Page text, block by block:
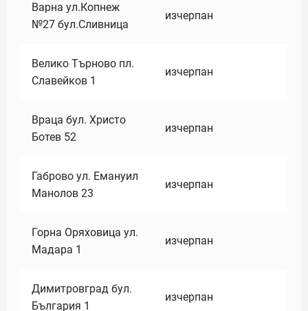
Варна ул.Копнеж
№27 бул.Сливница
изчерпан
Велико Търново пл.
Славейков 1
изчерпан
Враца бул. Христо
Ботев 52
изчерпан
Габрово ул. Емануил
Манолов 23
изчерпан
Горна Оряховица ул.
Мадара 1
изчерпан
Димитровград бул.
България 1
изчерпан